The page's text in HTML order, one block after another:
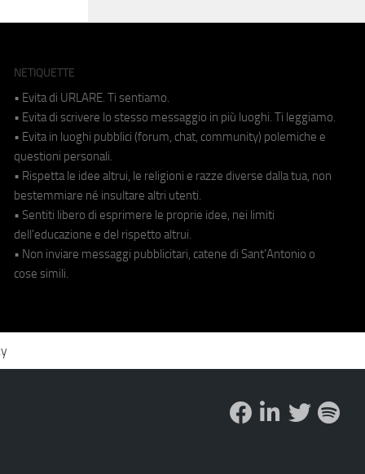
NETIQUETTE
• Evita di URLARE. Ti sentiamo.
• Evita di scrivere lo stesso messaggio in più luoghi. Ti leggiamo.
• Evita in luoghi pubblici (forum, chat, community) polemiche e
questioni personali.
• Rispetta le idee altrui, le religioni e razze diverse dalla tua, non
bestemmiare né insultare altri utenti.
• Sentiti libero di esprimere le proprie idee, nei limiti
dell'educazione e del rispetto altrui.
• Non inviare messaggi pubblicitari, catene di Sant'Antonio o
cose simili.